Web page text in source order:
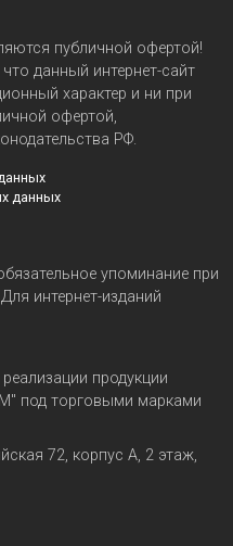
публичной офертой!
данный интернет-сайт
характер и ни при
офертой,
РФ.
данных
упоминание при
интернет-изданий
продукции
под торговыми марками
72, корпус А, 2 этаж,